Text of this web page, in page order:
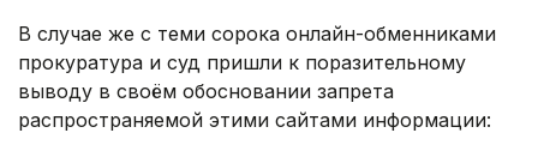
В случае же с теми сорока онлайн-обменниками
прокуратура и суд пришли к поразительному
выводу в своём обосновании запрета
распространяемой этими сайтами информации: